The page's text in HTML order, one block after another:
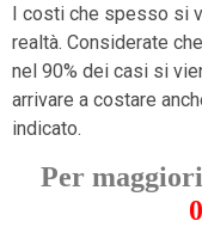
I costi che spesso si
realtà. Considerate
nel 90% dei casi si
arrivare a costare
indicato.
Per